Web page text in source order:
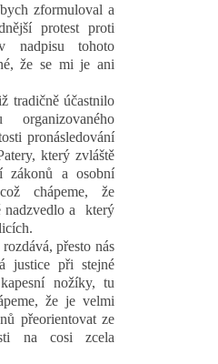
zformuloval a
protest proti
nadpisu tohoto
že se mi je ani
tradičně účastnilo
organizovaného
pronásledování
který zvláště
zákonů a osobní
chápeme, že
a
který
přesto nás
justice při stejné
nožíky, tu
že je velmi
přeorientovat ze
na cosi zcela